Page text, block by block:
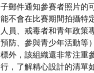
子郵件通知參賽者照片的
能不會在比賽期間拍攝特
人員、戒毒者和青年政策
預防、參與青少年活動等
標外，該組織還非常注重
行，了解精心設計的清單